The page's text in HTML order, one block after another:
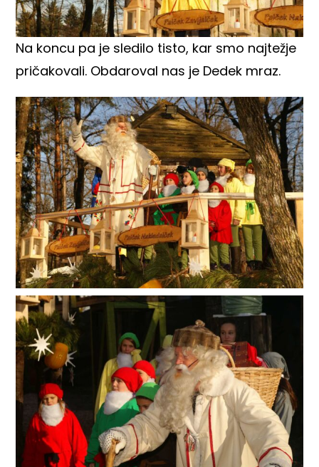
Na koncu pa je sledilo tisto, kar smo najtežje
pričakovali. Obdaroval nas je Dedek mraz.